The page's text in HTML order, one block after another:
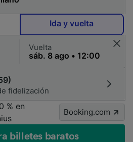
Ida y vuelta
Vuelta
fidelización
% en
Booking.com
billetes baratos